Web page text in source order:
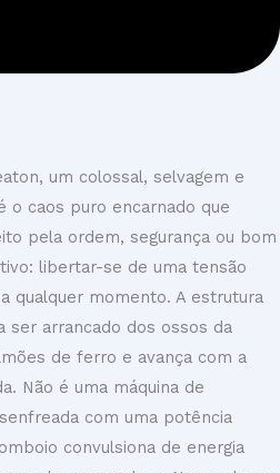
um colossal, selvagem e
o caos puro encarnado que
pela ordem, segurança ou bom
libertar-se de uma tensão
qualquer momento. A estrutura
ser arrancado dos ossos da
de ferro e avança com a
Não é uma máquina de
com uma potência
convulsiona de energia